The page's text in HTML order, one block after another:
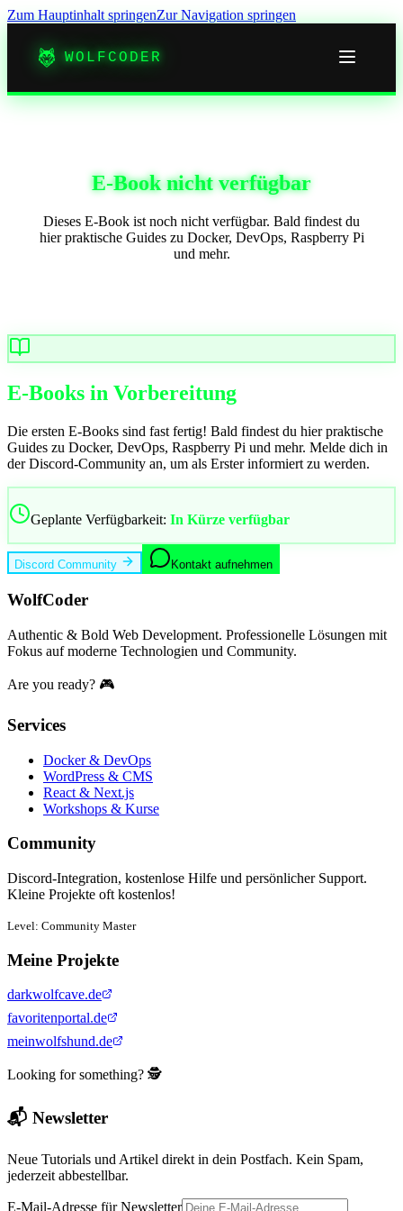
Zum Hauptinhalt springenZur Navigation springen
WOLFCODER
E-Book nicht verfügbar
Dieses E-Book ist noch nicht verfügbar. Bald findest du
hier praktische Guides zu Docker, DevOps, Raspberry Pi
und mehr.
E-Books in Vorbereitung
Die ersten E-Books sind fast fertig! Bald findest du hier praktische
Guides zu Docker, DevOps, Raspberry Pi und mehr. Melde dich in
der Discord-Community an, um als Erster informiert zu werden.
Geplante Verfügbarkeit: In Kürze verfügbar
Discord Community Kontakt aufnehmen
WolfCoder
Authentic & Bold Web Development. Professionelle Lösungen mit
Fokus auf moderne Technologien und Community.
Are you ready? 🎮
Services
Docker & DevOps
WordPress & CMS
React & Next.js
Workshops & Kurse
Community
Discord-Integration, kostenlose Hilfe und persönlicher Support.
Kleine Projekte oft kostenlos!
Level: Community Master
Meine Projekte
darkwolfcave.de
favoritenportal.de
meinwolfshund.de
Looking for something? 🕵️
📬 Newsletter
Neue Tutorials und Artikel direkt in dein Postfach. Kein Spam,
jederzeit abbestellbar.
E-Mail-Adresse für Newsletter